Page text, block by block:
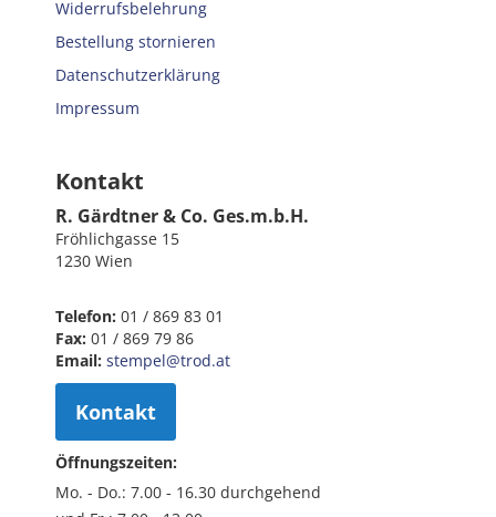
Widerrufsbelehrung
Bestellung stornieren
Datenschutzerklärung
Impressum
Kontakt
R. Gärdtner & Co. Ges.m.b.H.
Fröhlichgasse 15
1230 Wien
Telefon: 01 / 869 83 01
Fax: 01 / 869 79 86
Email: stempel@trod.at
Kontakt
Öffnungszeiten:
Mo. - Do.: 7.00 - 16.30 durchgehend